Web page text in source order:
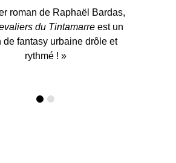
mélange qui nous fait
un sympathique moment. »
roman de Raphaël Bardas,
du Tintamarreest un
de fantasy urbaine drôle et
rythmé ! »
mélange qui nous fait
un sympathique moment. »
roman de Raphaël Bardas,
du Tintamarreest un
de fantasy urbaine drôle et
rythmé ! »